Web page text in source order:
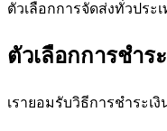
ตัวเลือกการจัดส่งทั่วประ
ตัวเลือกการชำร
เรายอมรับวิธีการชำระเ